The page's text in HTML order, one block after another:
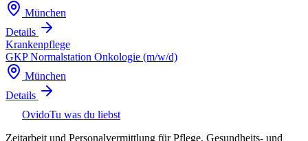
München
Details
Krankenpflege
GKP Normalstation Onkologie (m/w/d)
München
Details
OvidoTu was du liebst
Zeitarbeit und Personalvermittlung für Pflege, Gesundheits- und